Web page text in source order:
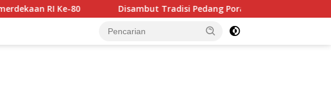
Disambut Tradisi Pedang Pora, AKBP Raswidiati Anggraini, S.I.K. Resmi